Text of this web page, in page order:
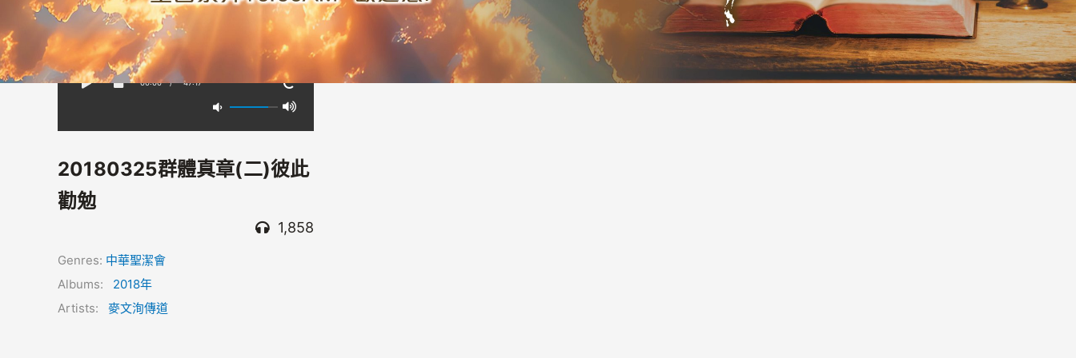
00:00 / -47:17
20180325群體真章(二)彼此
勸勉
1,858
Genres: 中華聖潔會
Albums: 2018年
Artists: 麥文洵傳道